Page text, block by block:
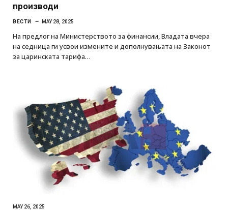
производи
ВЕСТИ MAY 28, 2025
На предлог на Министерството за финансии, Владата вчера
на седница ги усвои измените и дополнувањата на Законот
за царинската тарифа…
MAY 26, 2025